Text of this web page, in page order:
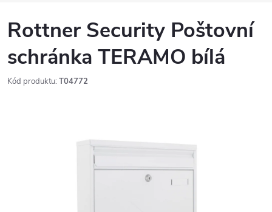
Rottner Security Poštovní
schránka TERAMO bílá
Kód produktu: T04772